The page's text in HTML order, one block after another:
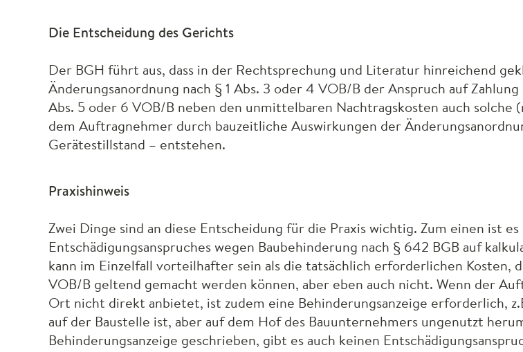
Die Entscheidung des Gerichts
Der BGH führt aus, dass in der Rechtsprechung und Literatur hinreichend
Änderungsanordnung nach § 1 Abs. 3 oder 4 VOB/B der Anspruch auf
Abs. 5 oder 6 VOB/B neben den unmittelbaren Nachtragskosten auch
dem Auftragnehmer durch bauzeitliche Auswirkungen der
Gerätestillstand – entstehen.
Praxishinweis
Zwei Dinge sind an diese Entscheidung für die Praxis wichtig. Zum einen ist
Entschädigungsanspruches wegen Baubehinderung nach § 642 BGB auf
kann im Einzelfall vorteilhafter sein als die tatsächlich erforderlichen Kosten,
VOB/B geltend gemacht werden können, aber eben auch nicht. Wenn der
Ort nicht direkt anbietet, ist zudem eine Behinderungsanzeige erforderlich,
auf der Baustelle ist, aber auf dem Hof des Bauunternehmers ungenutzt
Behinderungsanzeige geschrieben, gibt es auch keinen